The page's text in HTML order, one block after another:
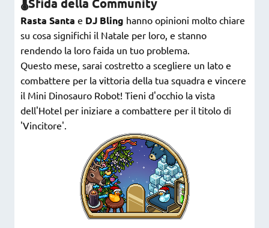
Rasta Santa e DJ Bling hanno opinioni molto chiare
su cosa significhi il Natale per loro, e stanno
rendendo la loro faida un tuo problema.
Questo mese, sarai costretto a scegliere un lato e
combattere per la vittoria della tua squadra e vincere
il Mini Dinosauro Robot! Tieni d'occhio la vista
dell'Hotel per iniziare a combattere per il titolo di
'Vincitore'.